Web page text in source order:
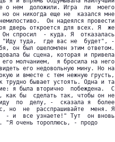
о нем  доложили. Игра  ли  моего
он никогда еще не  казался мне
Он надеялся провести
дверь откроется для всех. Я  же
Он спросил  - куда. Я  отказалась
"Иду туда,  где вас не  будет", -
он был ошеломлен этим ответом.
бы сцена, которая и привела
молчанием,  я бросила на него
его недовольную мину. Но на
и вместе с тем нежную грусть,
бывает устоять. Одна и та
я была вторично  побеждена.  С
как бы  сделать так, чтобы он не
по  делу, -  сказала я  более
но  не  расспрашивайте  меня. Я
- и  все узнаете!" Тут  он вновь
"Я очень тороплюсь, - продо